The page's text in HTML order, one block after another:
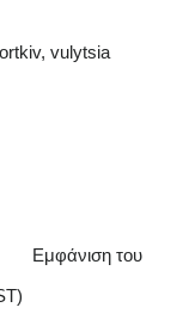
vulytsia
Εμφάνιση του